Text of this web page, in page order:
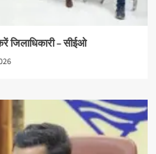
जिलाधिकारी – सीईओ